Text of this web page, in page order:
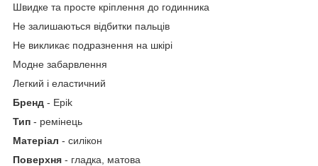
Швидке та просте кріплення до годинника
Не залишаються відбитки пальців
Не викликає подразнення на шкірі
Модне забарвлення
Легкий і еластичний
Бренд - Epik
Тип - ремінець
Матеріал - силікон
Поверхня - гладка, матова